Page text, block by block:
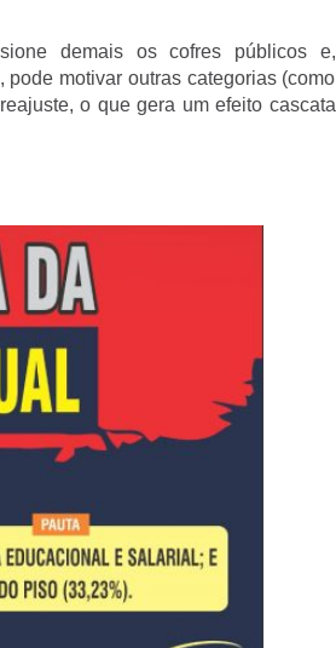
demais os cofres públicos e,
motivar outras categorias (como
o que gera um efeito cascata